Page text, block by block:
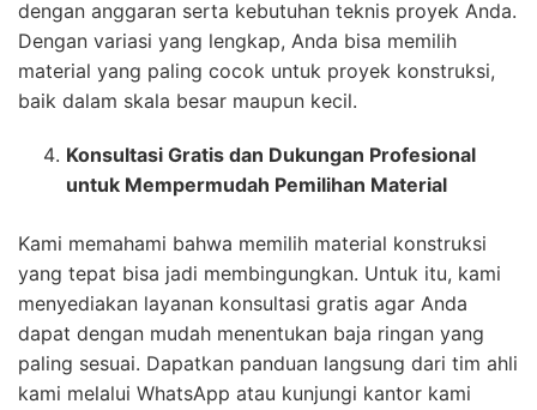
dengan anggaran serta kebutuhan teknis proyek Anda.
Dengan variasi yang lengkap, Anda bisa memilih
material yang paling cocok untuk proyek konstruksi,
baik dalam skala besar maupun kecil.
Konsultasi Gratis dan Dukungan Profesional
untuk Mempermudah Pemilihan Material
Kami memahami bahwa memilih material konstruksi
yang tepat bisa jadi membingungkan. Untuk itu, kami
menyediakan layanan konsultasi gratis agar Anda
dapat dengan mudah menentukan baja ringan yang
paling sesuai. Dapatkan panduan langsung dari tim ahli
kami melalui WhatsApp atau kunjungi kantor kami